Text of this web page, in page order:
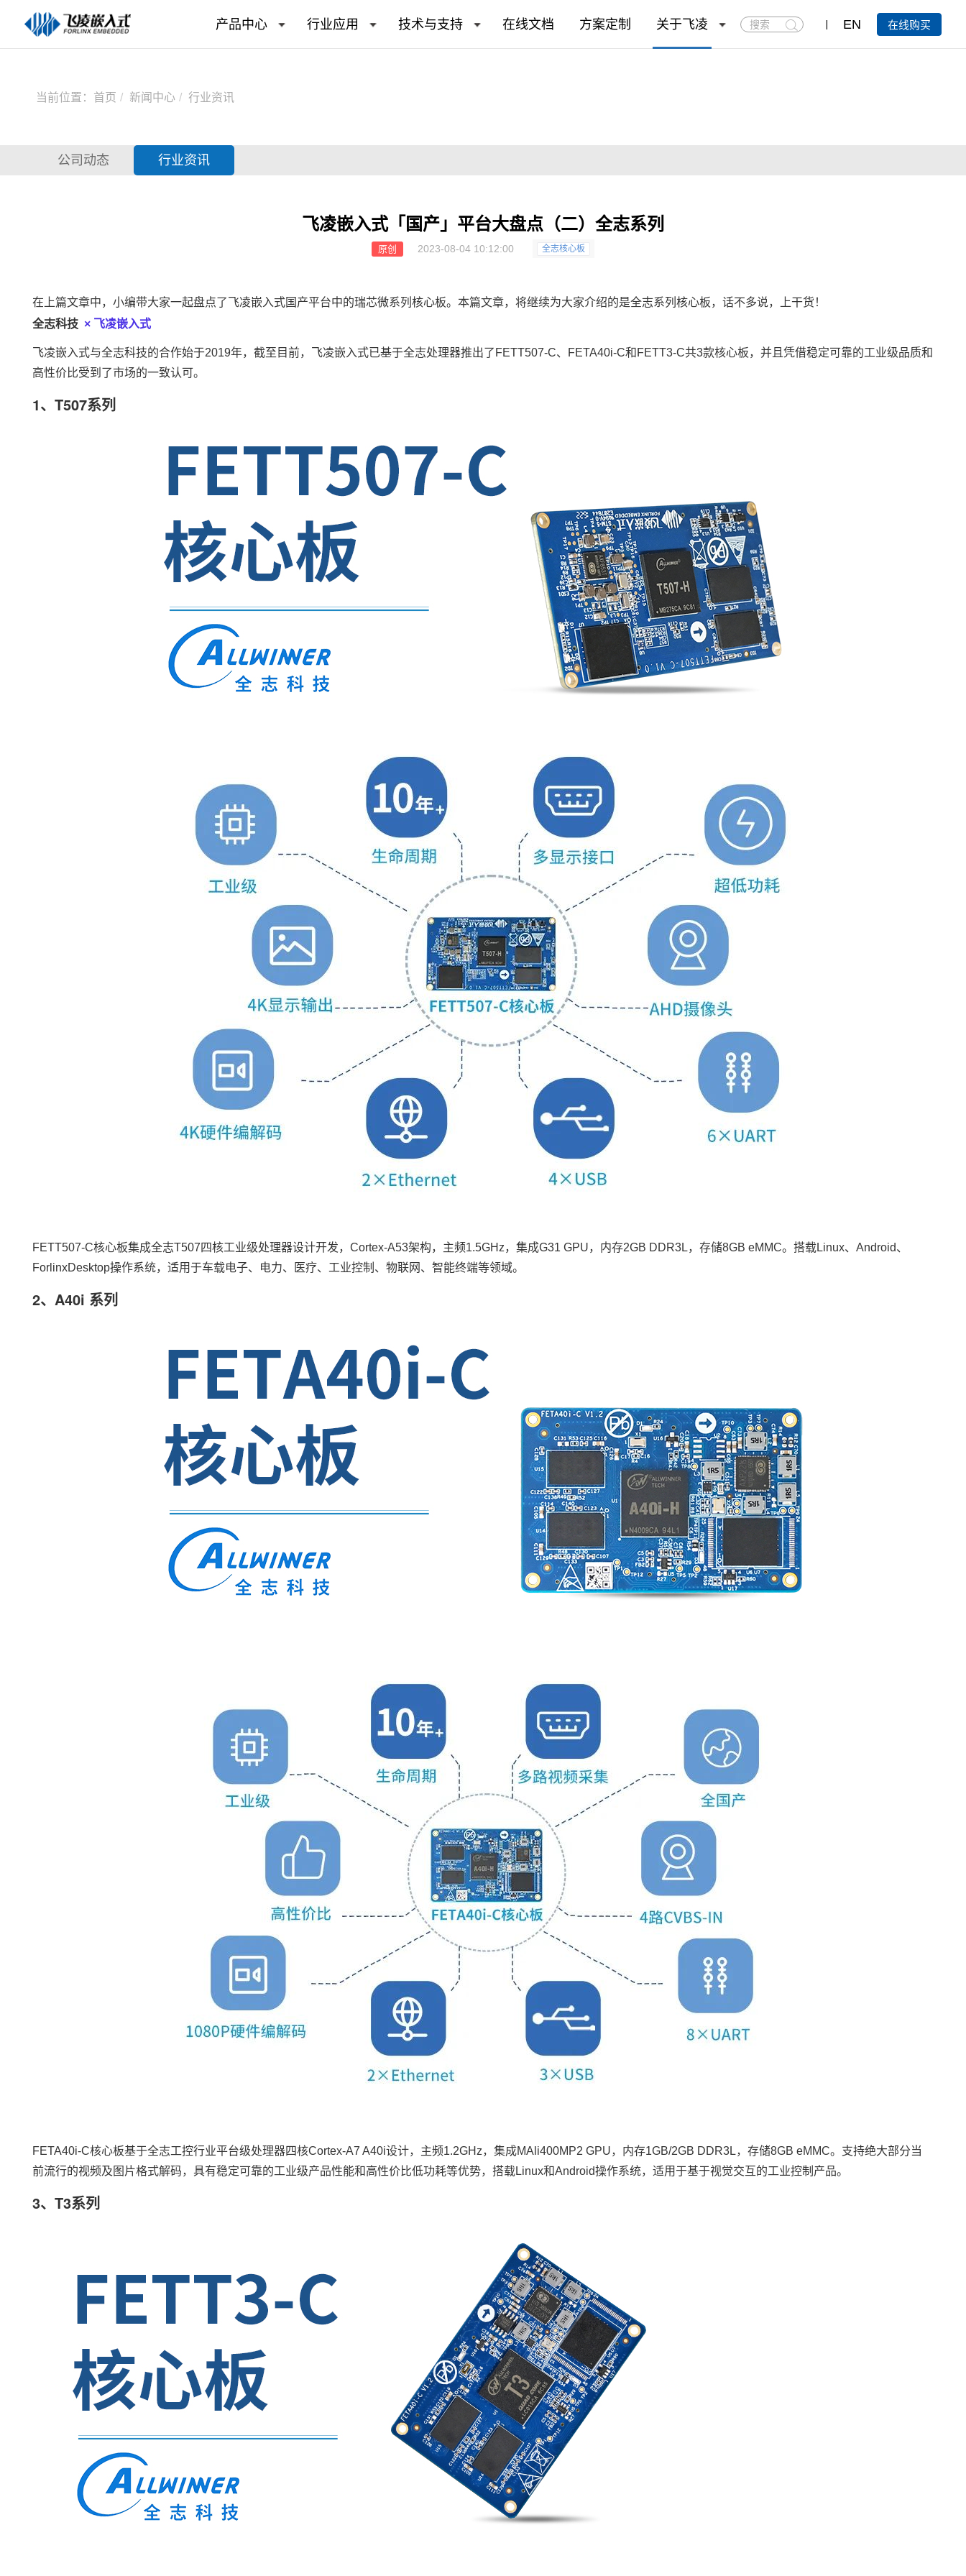
产品中心 行业应用 技术与支持 在线文档 方案定制 关于飞凌
搜
索
EN 在线购买
当前位置： 首页 新闻中心 行业资讯
公司动态 行业资讯
飞凌嵌入式「国产」平台大盘点（二）全志系列
原创 2023-08-04 10:12:00 全志核心板
在上篇文章中，小编带大家一起盘点了飞凌嵌入式国产平台中的瑞芯微系列核心板。本篇文章，将继续为大家介绍的是全志系列核心板，话不多说，上干货！
全志科技 × 飞凌嵌入式
飞凌嵌入式与全志科技的合作始于2019年，截至目前，飞凌嵌入式已基于全志处理器推出了FETT507-C、 FETA40i-C和FETT3-C共3款核心板，并且凭借稳定可靠的工业级品质和
高性价比受到了市场的一致认可。
1、T507系列
FETT507-C核心板集成全志T507四核工业级处理器设计开发，Cortex-A53架构，主频1.5GHz，集成G31 GPU，内存2GB DDR3L，存储8GB eMMC。搭载Linux、Android、
ForlinxDesktop操作系统，适用于车载电子、 电力、 医疗、工业控制、物联网 、智能终端等领域。
2、A40i 系列
FETA40i-C核心板基于全志工控行业平台级处理器四核Cortex-A7 A40i设计，主频1.2GHz，集成MAli400MP2 GPU，内存1GB/2GB DDR3L，存储8GB eMMC。支持绝大部分当
前流行的视频及图片格式解码，具有稳定可靠的工业级产品性能和高性价比低功耗等优势，搭载Linux和Android操作系统，适用于基于视觉交互的工业控制产品。
3、T3系列